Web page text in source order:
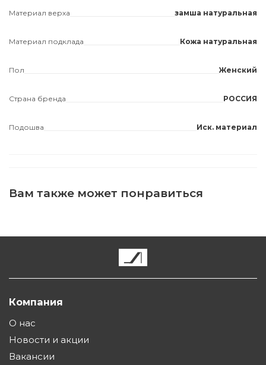
Материал верха замша натуральная
Материал подклада Кожа натуральная
Пол Женский
Страна бренда РОССИЯ
Подошва Иск. материал
Вам также может понравиться
Компания
О нас
Новости и акции
Вакансии